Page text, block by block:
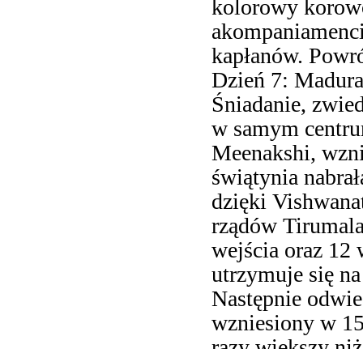
kolorowy
kapłanów.
Dzień 7:
Śniadanie,
w samym
Meenakshi,
świątynia
dzięki
rządów
wejścia oraz 12
utrzymuje się
Następnie
wzniesiony w